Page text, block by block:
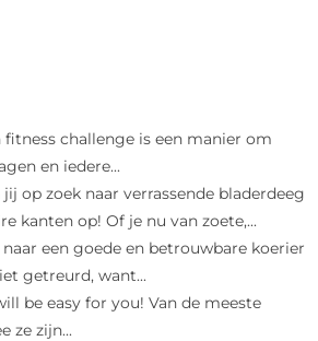
fitness challenge is een manier om
en iedere...
jij op zoek naar verrassende bladerdeeg
kanten op! Of je nu van zoete,...
een goede en betrouwbare koerier
getreurd, want...
be easy for you! Van de meeste
ze zijn...